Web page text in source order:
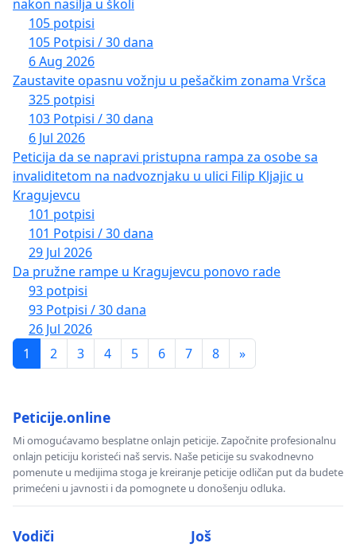
nakon nasilja u školi
105 potpisi
105 Potpisi / 30 dana
6 Aug 2026
Zaustavite opasnu vožnju u pešačkim zonama Vršca
325 potpisi
103 Potpisi / 30 dana
6 Jul 2026
Peticija da se napravi pristupna rampa za osobe sa
invaliditetom na nadvoznjaku u ulici Filip Kljajic u
Kragujevcu
101 potpisi
101 Potpisi / 30 dana
29 Jul 2026
Da pružne rampe u Kragujevcu ponovo rade
93 potpisi
93 Potpisi / 30 dana
26 Jul 2026
1
2 3 4 5 6 7 8 »
Peticije.online
Mi omogućavamo besplatne onlajn peticije. Započnite profesionalnu
onlajn peticiju koristeći naš servis. Naše peticije su svakodnevno
pomenute u medijima stoga je kreiranje peticije odličan put da budete
primećeni u javnosti i da pomognete u donošenju odluka.
Vodiči Još